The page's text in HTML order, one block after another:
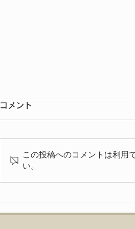
イベントの模様は
コメント
この投稿へのコメントは利用
い。